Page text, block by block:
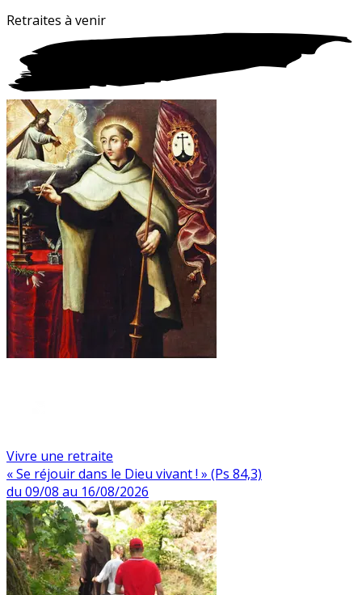
Retraites à venir
Vivre une retraite
« Se réjouir dans le Dieu vivant ! » (Ps 84,3)
du 09/08 au 16/08/2026